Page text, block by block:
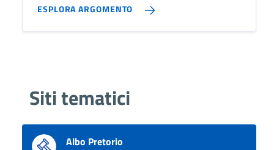
ESPLORA ARGOMENTO
Siti tematici
Albo Pretorio